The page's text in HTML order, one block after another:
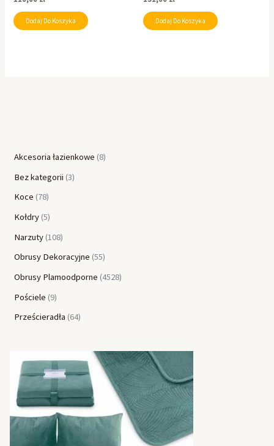
Akcesoria łazienkowe 8
Bez kategorii 3
Koce 78
Kołdry 5
Narzuty 108
Obrusy Dekoracyjne 55
Obrusy Plamoodporne 4528
Pościele 9
Prześcieradła 64
Dodaj Do Koszyka Dodaj Do Koszyka